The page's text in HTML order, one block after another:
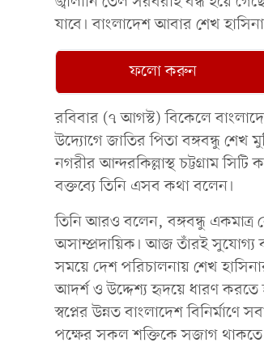
যাবে। বাংলাদেশ আবার শেখ
ফলো করুন
রবিবার (৭ আগস্ট) বিকেলে
উদ্যোগে জাতির পিতা বঙ্গবন্ধু শেখ
নগরীর আন্দরকিল্লাস্থ চট্টগ্রাম
বক্তব্যে তিনি এসব কথা বলেন।
তিনি আরও বলেন, বঙ্গবন্ধু একমাত্র
অসাম্প্রদায়িক। আজ তাঁরই সুযোগ্য
সময়ে দেশ পরিচালনায় শেখ
আদর্শ ও উদ্দেশ্য হৃদয়ে ধারণ করতে
স্বপ্নের উন্নত বাংলাদেশ
পক্ষের সকল শক্তিকে সজাগ থাকতে